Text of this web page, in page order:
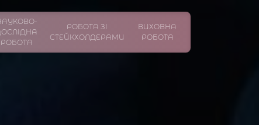
РОБОТА
РОБОТА ЗІ
СТЕЙКХОЛДЕРАМИ
ВИХОВНА
РОБОТА